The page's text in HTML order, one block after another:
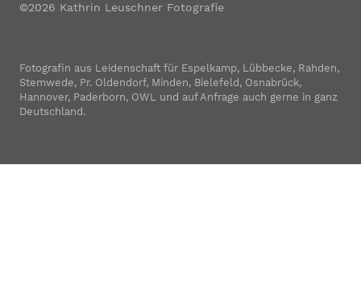
©2026 Kathrin Leuschner Fotografie
Fotografin aus Leidenschaft für Espelkamp, Lübbecke, Rahden,
Stemwede, Pr. Oldendorf, Minden, Bielefeld, Osnabrück,
Hannover, Paderborn, OWL und auf Anfrage auch gerne in ganz
Deutschland.